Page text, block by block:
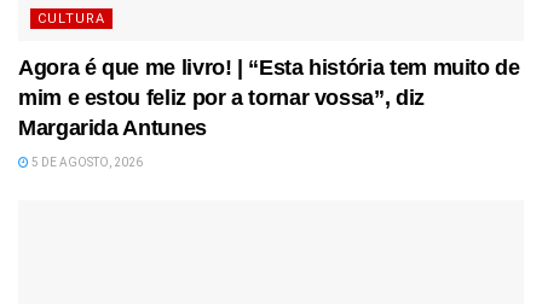
CULTURA
Agora é que me livro! | “Esta história tem muito de
mim e estou feliz por a tornar vossa”, diz
Margarida Antunes
5 DE AGOSTO, 2026